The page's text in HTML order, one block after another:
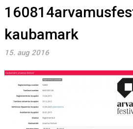
kaubamark
15. aug 2016